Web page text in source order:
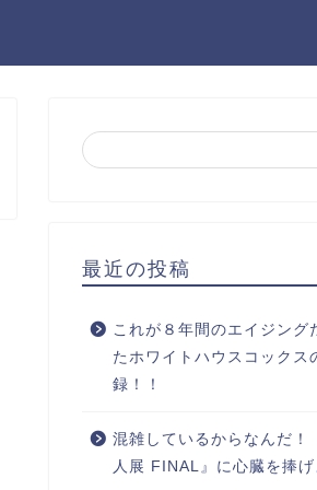
最近の投稿
これが８年間のエイジング
たホワイトハウスコックス
録！！
混雑しているからなんだ！
人展 FINAL』に心臓を捧げ